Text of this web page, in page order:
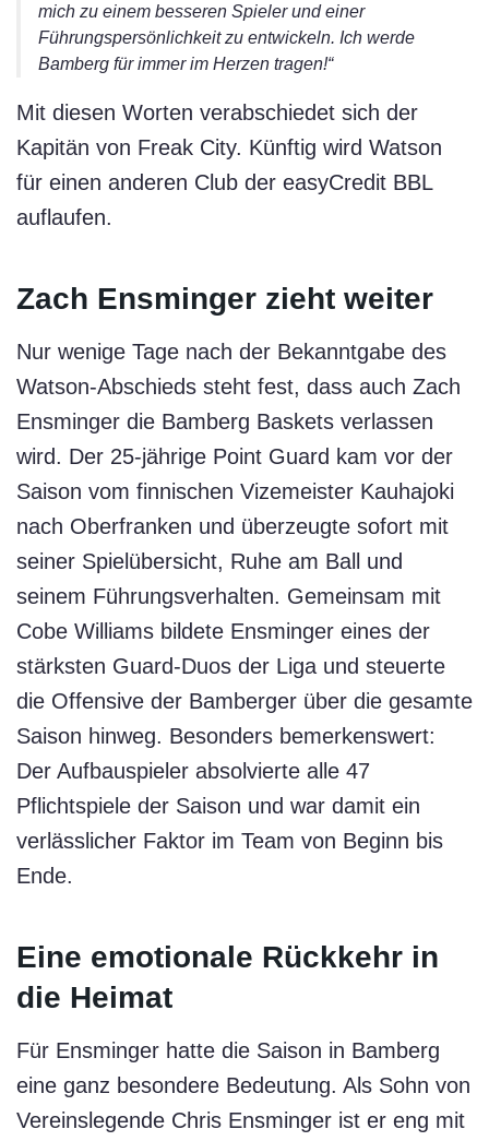
mich zu einem besseren Spieler und einer
Führungspersönlichkeit zu entwickeln. Ich werde
Bamberg für immer im Herzen tragen!“
Mit diesen Worten verabschiedet sich der
Kapitän von Freak City. Künftig wird Watson
für einen anderen Club der easyCredit BBL
auflaufen.
Zach Ensminger zieht weiter
Nur wenige Tage nach der Bekanntgabe des
Watson-Abschieds steht fest, dass auch Zach
Ensminger die Bamberg Baskets verlassen
wird. Der 25-jährige Point Guard kam vor der
Saison vom finnischen Vizemeister Kauhajoki
nach Oberfranken und überzeugte sofort mit
seiner Spielübersicht, Ruhe am Ball und
seinem Führungsverhalten. Gemeinsam mit
Cobe Williams bildete Ensminger eines der
stärksten Guard-Duos der Liga und steuerte
die Offensive der Bamberger über die gesamte
Saison hinweg. Besonders bemerkenswert:
Der Aufbauspieler absolvierte alle 47
Pflichtspiele der Saison und war damit ein
verlässlicher Faktor im Team von Beginn bis
Ende.
Eine emotionale Rückkehr in
die Heimat
Für Ensminger hatte die Saison in Bamberg
eine ganz besondere Bedeutung. Als Sohn von
Vereinslegende Chris Ensminger ist er eng mit